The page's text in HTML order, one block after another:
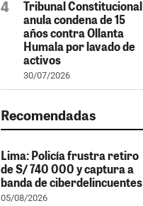
Tribunal Constitucional
anula condena de 15
años contra Ollanta
Humala por lavado de
activos
30/07/2026
Recomendadas
Lima: Policía frustra retiro
de S/ 740 000 y captura a
banda de ciberdelincuentes
05/08/2026